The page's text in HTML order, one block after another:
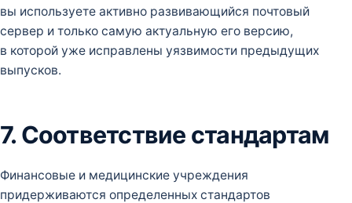
вы используете активно развивающийся почтовый
сервер и только самую актуальную его версию,
в которой уже исправлены уязвимости предыдущих
выпусков.
7. Соответствие стандартам
Финансовые и медицинские учреждения
придерживаются определенных стандартов